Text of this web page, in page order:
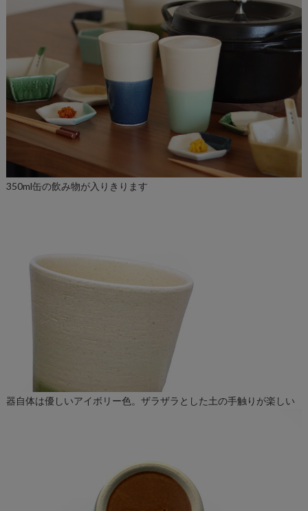
350ml缶の飲み物が入りきります
器自体は優しいアイボリー色。ザラザラとした土の手触りが楽しい